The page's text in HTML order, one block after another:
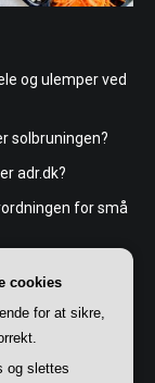
og ulemper ved
solbruningen?
adr.dk?
for små
cookies
for at sikre,
og slettes